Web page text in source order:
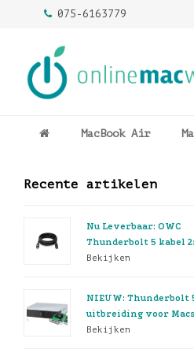
075-6163779
MacBook Air
Recente artikelen
Nu Leverbaar: OWC
Thunderbolt 5 kabel
Bekijken
NIEUW: Thunderbolt
uitbreiding voor Macs
Bekijken